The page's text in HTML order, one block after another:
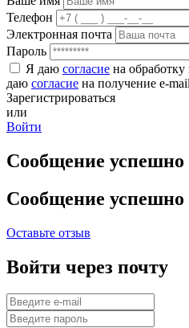
Телефон
Электронная почта
Пароль
Я даю согласие на
даю согласие на получение e-
Зарегистрироваться
или
Войти
Сообщение успешно
Сообщение успешно
Оставьте отзыв
Войти через почту